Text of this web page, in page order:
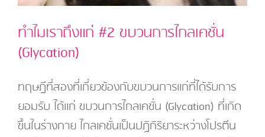
ทำไมเราถึงแก่ #2 ขบวนการไกลเคชั่น
(Glycation)
ทฤษฎีที่สองที่เกี่ยวข้องกับขบวนการแก่ที่ได้รับการ
ยอมรับ ได้แก่ ขบวนการไกลเคชั่น (Glycation) ที่เกิด
ขึ้นในร่างกาย ไกลเคชั่นเป็นปฏิกิริยาระหว่างโปรตีน